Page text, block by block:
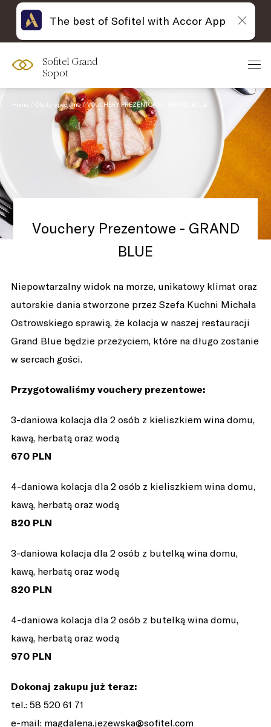
Sofitel Grand
Sopot
Home Oferty specjalne VOUCHERY PREZENTOWE – GRAND BLUE
Vouchery Prezentowe - GRAND
BLUE
Niepowtarzalny widok na morze, unikatowy klimat oraz
autorskie dania stworzone przez Szefa Kuchni Michała
Ostrowskiego sprawią, że kolacja w naszej restauracji
Grand Blue będzie przeżyciem, które na długo zostanie
w sercach gości.
Przygotowaliśmy vouchery prezentowe:
3-daniowa kolacja dla 2 osób z kieliszkiem wina domu,
kawą, herbatą oraz wodą
670 PLN
4-daniowa kolacja dla 2 osób z kieliszkiem wina domu,
kawą, herbatą oraz wodą
820 PLN
3-daniowa kolacja dla 2 osób z butelką wina domu,
kawą, herbatą oraz wodą
820 PLN
4-daniowa kolacja dla 2 osób z butelką wina domu,
kawą, herbatą oraz wodą
970 PLN
Dokonaj zakupu już teraz:
tel.: 58 520 61 71
e-mail: magdalena.jezewska@sofitel.com
The best of Sofitel with Accor App